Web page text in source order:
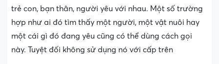
trẻ con, bạn thân, người yêu với nhau. Một số trường
hợp như ai đó tìm thấy một người, một vật nuôi hay
một cái gì đó đang yêu cũng có thể dùng cách gọi
này. Tuyệt đối không sử dụng nó với cấp trên